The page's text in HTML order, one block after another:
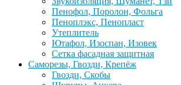
Пенофол, Поролон, Фольга
Пеноплэкс, Пенопласт
Утеплитель
Ютафол, Изоспан, Изовек
Сетка фасадная защитная
Саморезы, Гвозди, Крепёж
Гвозди, Скобы